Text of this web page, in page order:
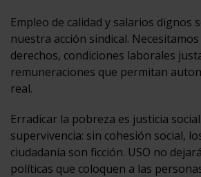
Empleo de calidad y salarios dignos
nuestra acción sindical.
derechos, condiciones laborales
remuneraciones que permitan
real.
Erradicar la pobreza es justicia
supervivencia: sin cohesión social,
ciudadanía son ficción. USO no
políticas que coloquen a las